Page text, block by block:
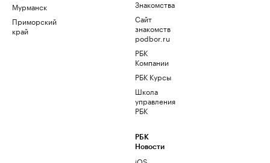
Мурманск
Приморский
край
Знакомства
Сайт
знакомств
podbor.ru
РБК
Компании
РБК Курсы
Школа
управления
РБК
РБК
Новости